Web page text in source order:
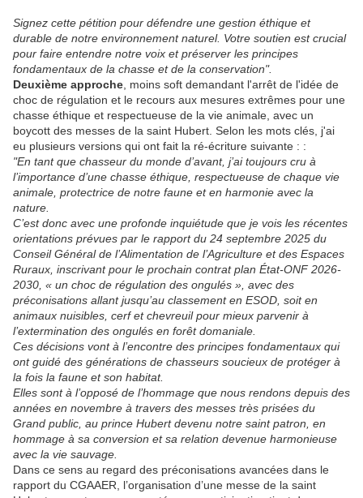
Signez cette pétition pour défendre une gestion éthique et
durable de notre environnement naturel. Votre soutien est crucial
pour faire entendre notre voix et préserver les principes
fondamentaux de la chasse et de la conservation".
Deuxième approche , moins soft demandant l'arrêt de l'idée de
choc de régulation et le recours aux mesures extrêmes pour une
chasse éthique et respectueuse de la vie animale, avec un
boycott des messes de la saint Hubert. Selon les mots clés, j'ai
eu plusieurs versions qui ont fait la ré-écriture suivante : :
"En tant que chasseur du monde d’avant, j’ai toujours cru à
l’importance d’une chasse éthique, respectueuse de chaque vie
animale, protectrice de notre faune et en harmonie avec la
nature.
C’est donc avec une profonde inquiétude que je vois les récentes
orientations prévues par le rapport du 24 septembre 2025 du
Conseil Général de l’Alimentation de l’Agriculture et des Espaces
Ruraux, inscrivant pour le prochain contrat plan État-ONF 2026-
2030, « un choc de régulation des ongulés », avec des
préconisations allant jusqu’au classement en ESOD, soit en
animaux nuisibles, cerf et chevreuil pour mieux parvenir à
l’extermination des ongulés en forêt domaniale.
Ces décisions vont à l’encontre des principes fondamentaux qui
ont guidé des générations de chasseurs soucieux de protéger à
la fois la faune et son habitat.
Elles sont à l’opposé de l’hommage que nous rendons depuis des
années en novembre à travers des messes très prisées du
Grand public, au prince Hubert devenu notre saint patron, en
hommage à sa conversion et sa relation devenue harmonieuse
avec la vie sauvage.
Dans ce sens au regard des préconisations avancées dans le
rapport du CGAAER, l’organisation d’une messe de la saint